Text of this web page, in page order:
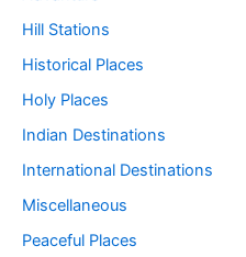
Hill Stations
Historical Places
Holy Places
Indian Destinations
International Destinations
Miscellaneous
Peaceful Places